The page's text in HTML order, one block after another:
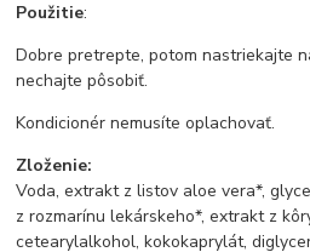
Použitie:
Dobre pretrepte, potom nastriekajte
nechajte pôsobiť.
Kondicionér nemusíte oplachovať.
Zloženie:
Voda, extrakt z listov aloe vera*,
z rozmarínu lekárskeho*, extrakt z
cetearylalkohol, kokokaprylát,